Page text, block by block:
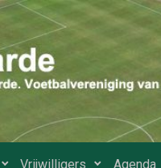
Vrijwilligers Agenda